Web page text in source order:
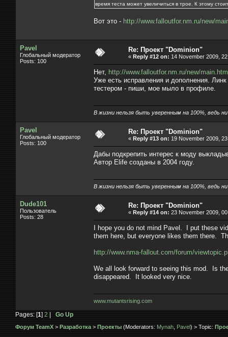
время теста может увеличиться в трое. К этому
Вот это - http://www.falloutfor.nm.ru/new/
Pavel
Глобальный модератор
Posts: 100
Re: Проект "Dominion"
« Reply #12 on: 14 November 2009,
Нет, http://www.falloutfor.nm.ru/new/main.htm
Уже есть исправления и дополнения.
тестером - пиши, мое мыло в профиле.
В жизни нельзя быть уверенным на 100%, ведь ни
Pavel
Глобальный модератор
Posts: 100
Re: Проект "Dominion"
« Reply #13 on: 19 November 2009,
Дабы подкрепить интерес к моду
Автор Elife созданы в 2004 году.
В жизни нельзя быть уверенным на 100%, ведь ни
Dude101
Пользователь
Posts: 28
Re: Проект "Dominion"
« Reply #14 on: 23 November 2009,
I hope you do not mind Pavel. I put these
them here, but everyone likes them there.
http://www.nma-fallout.com/forum/
We all look forward to seeing this mod. Is
disappeared. It looked very nice.
www.mutantsrising.com
Pages: [1] 2 | Go Up
Форум TeamX > Разработка > Проекты (Moderators: Mynah Pavel) > Topic: